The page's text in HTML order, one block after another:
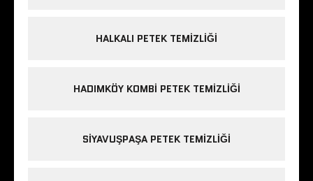
HALKALI PETEK TEMIZLIĞI
HADIMKÖY KOMBI PETEK TEMIZLIĞI
SIYAVUŞPAŞA PETEK TEMIZLIĞI